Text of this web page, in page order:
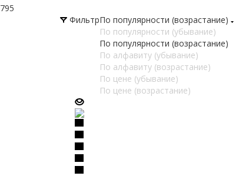
795
ФильтрПо популярности (возрастание)
По популярности (убывание)
По популярности (возрастание)
По алфавиту (убывание)
По алфавиту (возрастание)
По цене (убывание)
По цене (возрастание)